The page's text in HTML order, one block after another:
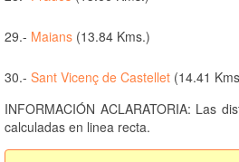
29.- Maians (13.84 Kms.)
30.- Sant Vicenç de Castellet (14.41
INFORMACIÓN ACLARATORIA: Las
calculadas en linea recta.